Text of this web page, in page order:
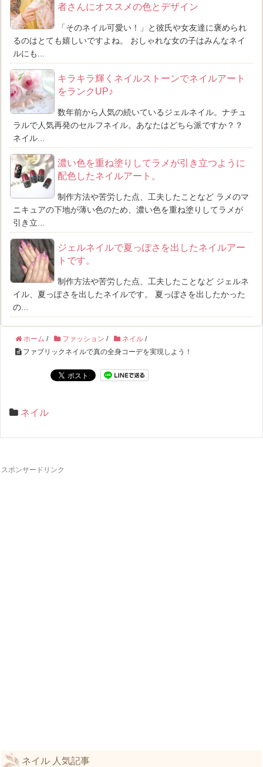
者さんにオススメの色とデザイン
「そのネイル可愛い！」と彼氏や女友達に褒められ
るのはとても嬉しいですよね。 おしゃれな女の子はみんなネイ
ルにも...
キラキラ輝くネイルストーンでネイルアート
をランクUP♪
数年前から人気の続いているジェルネイル。ナチュ
ラルで人気再発のセルフネイル。あなたはどちら派ですか？？
ネイル...
濃い色を重ね塗りしてラメが引き立つように
配色したネイルアート。
制作方法や苦労した点、工夫したことなど ラメのマ
ニキュアの下地が薄い色のため、濃い色を重ね塗りしてラメが
引き立...
ジェルネイルで夏っぽさを出したネイルアー
トです。
制作方法や苦労した点、工夫したことなど ジェルネ
イル、夏っぽさを出したネイルです。 夏っぽさを出したかった
の...
ホーム / ファッション / ネイル /
ファブリックネイルで真の全身コーデを実現しよう！
ネイル
スポンサードリンク
ネイル 人気記事